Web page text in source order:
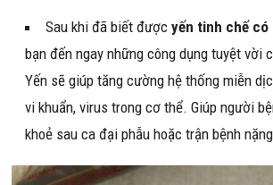
Sau khi đã biết đượcyến tinh chế có
bạn đến ngay những công dụng tuyệt vời
Yến sẽ giúp tăng cường hệ thống miễn
vi khuẩn, virus trong cơ thể. Giúp người
khoẻ sau ca đại phẫu hoặc trận bệnh